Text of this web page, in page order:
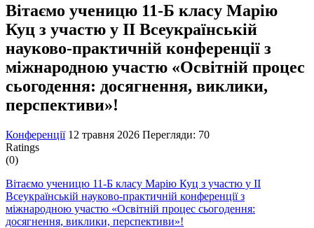
Вітаємо ученицю 11-Б класу Марію
Куц з участю у ІІ Всеукраїнській
науково-практичній конференції з
міжнародною участю «Освітній процес
сьогодення: досягнення, виклики,
перспективи»!
Конференції 12 травня 2026 Перегляди: 70
Ratings
(0)
Вітаємо ученицю 11-Б класу Марію Куц з участю у ІІ
Всеукраїнській науково-практичній конференції з
міжнародною участю «Освітній процес сьогодення:
досягнення, виклики, перспективи»!